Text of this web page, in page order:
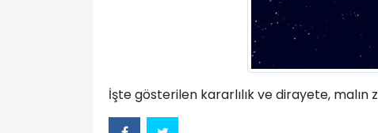
İşte gösterilen kararlılık ve dirayete, malın